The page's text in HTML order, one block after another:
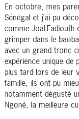
En octobre, mes
Sénégal et j’ai pu
comme Joal-
grimper dans le
avec un grand tronc
expérience unique de
plus tard lors de leur
famille, ils ont pu
notamment dégusté
Ngoné, la meilleure